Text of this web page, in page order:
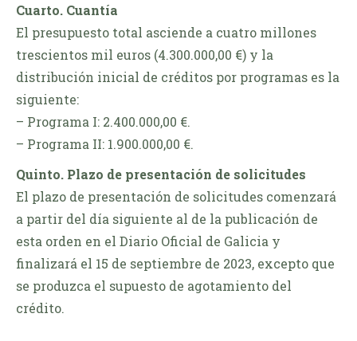
Cuarto. Cuantía
El presupuesto total asciende a cuatro millones
trescientos mil euros (4.300.000,00 €) y la
distribución inicial de créditos por programas es la
siguiente:
– Programa I: 2.400.000,00 €.
– Programa II: 1.900.000,00 €.
Quinto. Plazo de presentación de solicitudes
El plazo de presentación de solicitudes comenzará
a partir del día siguiente al de la publicación de
esta orden en el Diario Oficial de Galicia y
finalizará el 15 de septiembre de 2023, excepto que
se produzca el supuesto de agotamiento del
crédito.